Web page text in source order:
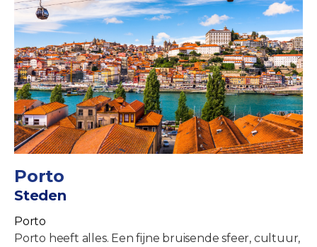
Porto
Steden
Porto
Porto heeft alles. Een fijne bruisende sfeer, cultuur,